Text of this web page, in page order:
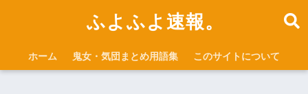
ふよふよ速報。
ホーム 鬼女・気団まとめ用語集 このサイトについて